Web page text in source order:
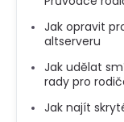
Jak opravit
altserveru
Jak udělat
rady pro
Jak najít